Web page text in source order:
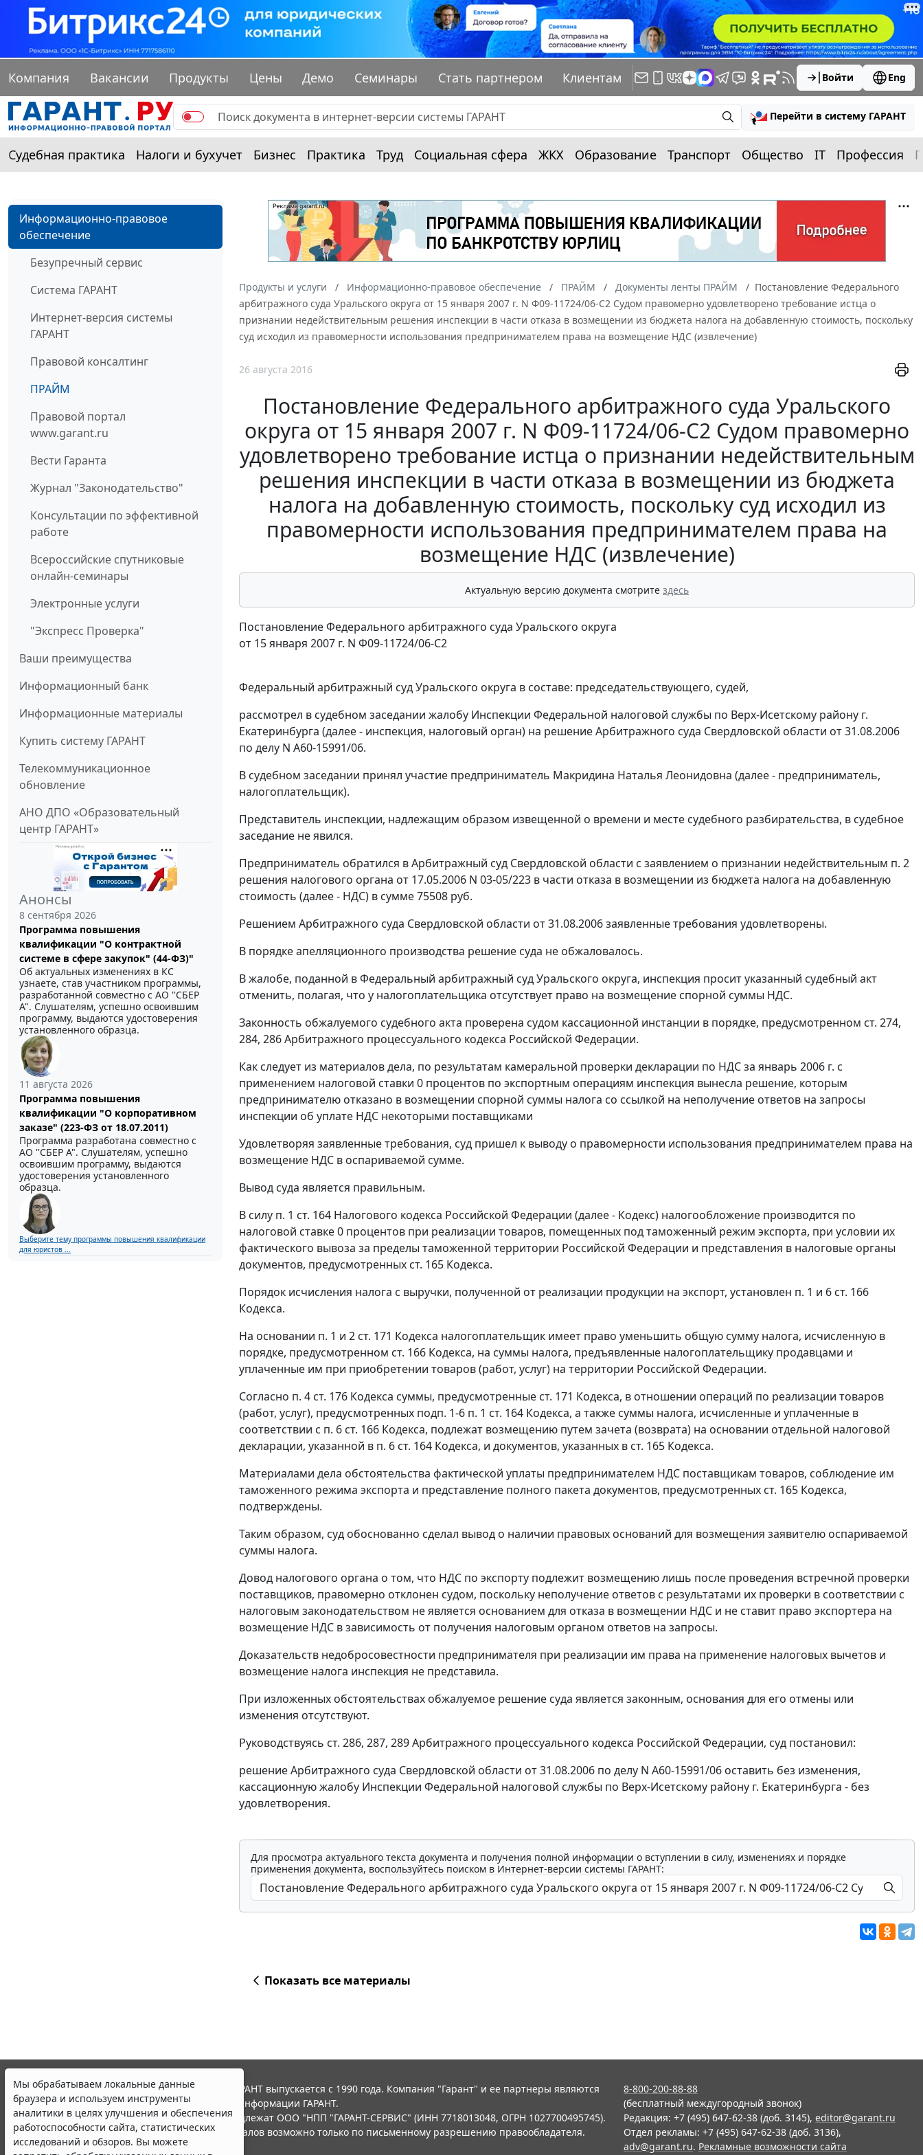
Компания Вакансии Продукты Цены Демо Семинары Стать партнером Клиентам Войти Eng
Перейти в систему ГАРАНТ
Судебная практика Налоги и бухучет Бизнес Практика Труд Социальная сфера ЖКХ Образование Транспорт Общество IT Профессия
Информационно-правовое
обеспечение
Безупречный сервис
Система ГАРАНТ
Интернет-версия системы
ГАРАНТ
Правовой консалтинг
ПРАЙМ
Правовой портал
www.garant.ru
Вести Гаранта
Журнал "Законодательство"
Консультации по эффективной
работе
Всероссийские спутниковые
онлайн-семинары
Электронные услуги
"Экспресс Проверка"
Ваши преимущества
Информационный банк
Информационные материалы
Купить систему ГАРАНТ
Телекоммуникационное
обновление
АНО ДПО «Образовательный
центр ГАРАНТ»
Анонсы
8 сентября 2026
Программа повышения
квалификации "О контрактной
системе в сфере закупок" (44-ФЗ)"
Об актуальных изменениях в КС
узнаете, став участником программы,
разработанной совместно с АО ''СБЕР
А". Слушателям, успешно освоившим
программу, выдаются удостоверения
установленного образца.
11 августа 2026
Программа повышения
квалификации "О корпоративном
заказе" (223-ФЗ от 18.07.2011)
Программа разработана совместно с
АО ''СБЕР А". Слушателям, успешно
освоившим программу, выдаются
удостоверения установленного
образца.
Выберите тему программы повышения квалификации
для юристов ...
Продукты и услуги Информационно-правовое обеспечение ПРАЙМ Документы ленты ПРАЙМ
Постановление Федерального
арбитражного суда Уральского округа от 15 января 2007 г. N Ф09-11724/06-С2 Судом правомерно удовлетворено требование истца о
признании недействительным решения инспекции в части отказа в возмещении из бюджета налога на добавленную стоимость, поскольку
суд исходил из правомерности использования предпринимателем права на возмещение НДС (извлечение)
26 августа 2016
Постановление Федерального арбитражного суда Уральского
округа от 15 января 2007 г. N Ф09-11724/06-С2 Судом правомерно
удовлетворено требование истца о признании недействительным
решения инспекции в части отказа в возмещении из бюджета
налога на добавленную стоимость, поскольку суд исходил из
правомерности использования предпринимателем права на
возмещение НДС (извлечение)
Актуальную версию документа смотрите здесь
Постановление Федерального арбитражного суда Уральского округа
от 15 января 2007 г. N Ф09-11724/06-С2
Федеральный арбитражный суд Уральского округа в составе: председательствующего, судей,
рассмотрел в судебном заседании жалобу Инспекции Федеральной налоговой службы по Верх-Исетскому району г.
Екатеринбурга (далее - инспекция, налоговый орган) на решение Арбитражного суда Свердловской области от 31.08.2006
по делу N А60-15991/06.
В судебном заседании принял участие предприниматель Макридина Наталья Леонидовна (далее - предприниматель,
налогоплательщик).
Представитель инспекции, надлежащим образом извещенной о времени и месте судебного разбирательства, в судебное
заседание не явился.
Предприниматель обратился в Арбитражный суд Свердловской области с заявлением о признании недействительным п. 2
решения налогового органа от 17.05.2006 N 03-05/223 в части отказа в возмещении из бюджета налога на добавленную
стоимость (далее - НДС) в сумме 75508 руб.
Решением Арбитражного суда Свердловской области от 31.08.2006 заявленные требования удовлетворены.
В порядке апелляционного производства решение суда не обжаловалось.
В жалобе, поданной в Федеральный арбитражный суд Уральского округа, инспекция просит указанный судебный акт
отменить, полагая, что у налогоплательщика отсутствует право на возмещение спорной суммы НДС.
Законность обжалуемого судебного акта проверена судом кассационной инстанции в порядке, предусмотренном ст. 274,
284, 286Арбитражного процессуального кодекса Российской Федерации.
Как следует из материалов дела, по результатам камеральной проверки декларации по НДС за январь 2006 г. с
применением налоговой ставки 0 процентов по экспортным операциям инспекция вынесла решение, которым
предпринимателю отказано в возмещении спорной суммы налога со ссылкой на неполучение ответов на запросы
инспекции об уплате НДС некоторыми поставщиками
Удовлетворяя заявленные требования, суд пришел к выводу о правомерности использования предпринимателем права на
возмещение НДС в оспариваемой сумме.
Вывод суда является правильным.
В силу п. 1 ст. 164 Налогового кодекса Российской Федерации (далее - Кодекс) налогообложение производится по
налоговой ставке 0 процентов при реализации товаров, помещенных подтаможенный режим экспорта, при условии их
фактического вывоза за пределы таможенной территории Российской Федерации и представления в налоговые органы
документов, предусмотренных ст. 165 Кодекса.
Порядок исчисления налога с выручки, полученной от реализации продукции на экспорт, установлен п. 1 и 6 ст. 166
Кодекса.
На основании п. 1 и 2 ст. 171 Кодекса налогоплательщик имеет право уменьшить общую сумму налога, исчисленную в
порядке, предусмотренном ст. 166 Кодекса, на суммы налога, предъявленные налогоплательщику продавцами и
уплаченные им при приобретении товаров (работ, услуг) на территории Российской Федерации.
Согласно п. 4 ст. 176 Кодекса суммы, предусмотренные ст. 171 Кодекса, в отношении операций по реализации товаров
(работ, услуг), предусмотренных подп. 1-6 п. 1 ст. 164 Кодекса, а также суммы налога, исчисленные и уплаченные в
соответствии с п. 6 ст. 166 Кодекса, подлежат возмещению путем зачета (возврата) на основании отдельной налоговой
декларации, указанной в п. 6 ст. 164 Кодекса, и документов, указанных в ст. 165 Кодекса.
Материалами дела обстоятельства фактической уплаты предпринимателем НДС поставщикам товаров, соблюдение им
таможенного режима экспорта и представление полного пакета документов, предусмотренных ст. 165 Кодекса,
подтверждены.
Таким образом, суд обоснованно сделал вывод о наличии правовых оснований для возмещения заявителю оспариваемой
суммы налога.
Довод налогового органа о том, что НДС по экспорту подлежит возмещению лишь после проведения встречной проверки
поставщиков, правомерно отклонен судом, поскольку неполучение ответов с результатами их проверки в соответствии с
налоговым законодательством не является основанием для отказа в возмещении НДС и не ставит право экспортера на
возмещение НДС в зависимость от получения налоговым органом ответов на запросы.
Доказательств недобросовестности предпринимателя при реализации им права на применение налоговых вычетов и
возмещение налога инспекция не представила.
При изложенных обстоятельствах обжалуемое решение суда является законным, основания для его отмены или
изменения отсутствуют.
Руководствуясь ст. 286, 287, 289Арбитражного процессуального кодекса Российской Федерации, суд постановил:
решение Арбитражного суда Свердловской области от 31.08.2006 по делу N А60-15991/06 оставить без изменения,
кассационную жалобу Инспекции Федеральной налоговой службы по Верх-Исетскому району г. Екатеринбурга - без
удовлетворения.
Для просмотра актуального текста документа и получения полной информации о вступлении в силу, изменениях и порядке
применения документа, воспользуйтесь поиском в Интернет-версии системы ГАРАНТ:
Показать все материалы
Мы обрабатываем локальные данные
браузера и используем инструменты
аналитики в целях улучшения и обеспечения
работоспособности сайта, статистических
исследований и обзоров. Вы можете
© ООО "НПП "ГАРАНТ-СЕРВИС", 2026. Система ГАРАНТ выпускается с 1990 года. Компания "Гарант" и ее партнеры являются
участниками Российской ассоциации правовой информации ГАРАНТ.
Все права на материалы сайта ГАРАНТ.РУ принадлежат ООО "НПП "ГАРАНТ-СЕРВИС" (ИНН 7718013048, ОГРН 1027700495745).
Полное или частичное воспроизведение материалов возможно только по письменному разрешению правообладателя.
Правила использования портала.
8-800-200-88-88
(бесплатный междугородный звонок)
Редакция: +7 (495) 647-62-38 (доб. 3145), editor@garant.ru
Отдел рекламы: +7 (495) 647-62-38 (доб. 3136),
adv@garant.ru. Рекламные возможности сайта